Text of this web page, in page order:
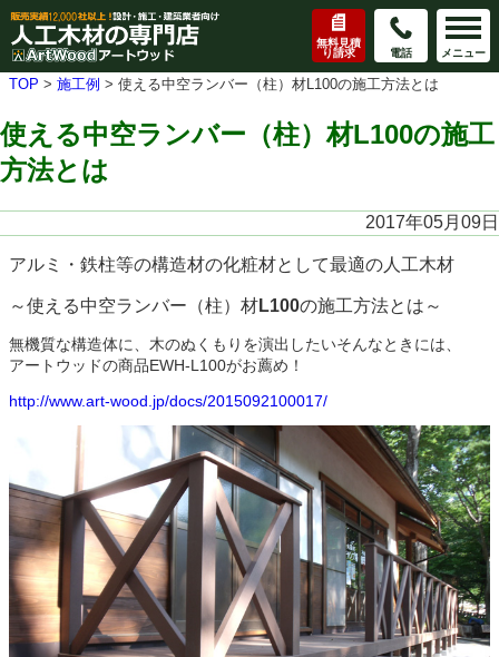
無料見積
り請求
電話 メニュー
TOP > 施工例 > 使える中空ランバー（柱）材L100の施工方法とは
使える中空ランバー（柱）材L100の施工
方法とは
2017年05月09日
アルミ・鉄柱等の構造材の化粧材として最適の人工木材
～使える中空ランバー（柱）材L100の施工方法とは～
無機質な構造体に、木のぬくもりを演出したいそんなときには、
アートウッドの商品EWH-L100がお薦め！
http://www.art-wood.jp/docs/2015092100017/